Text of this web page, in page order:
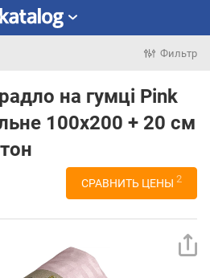
Фильтр
на гумці Pink
100х200 + 20 см
СРАВНИТЬ ЦЕНЫ 2